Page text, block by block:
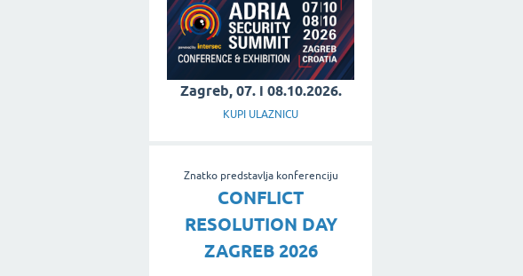
Zagreb, 07. i 08.10.2026.
KUPI ULAZNICU
Znatko predstavlja konferenciju
CONFLICT
RESOLUTION DAY
ZAGREB 2026